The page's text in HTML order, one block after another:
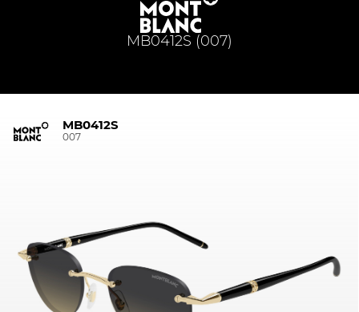
MB0412S (007)
MB0412S
007